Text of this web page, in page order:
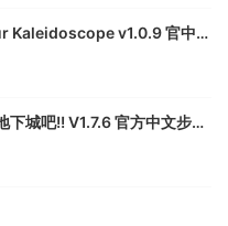
Eugen Systems 开发的一
新游戏中，玩家将在二战
斗中与几个对手进行较
年诺曼底登陆期间掌控六
Kaleidoscope v1.0.9 官中
城吧!! V1.7.6 官方中文步兵